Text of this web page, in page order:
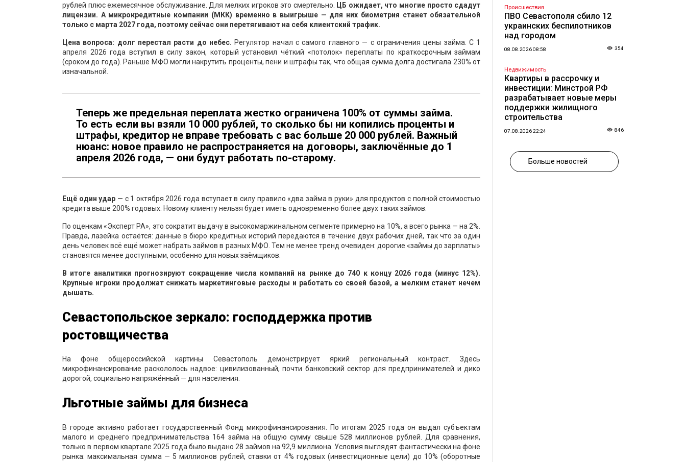
рублей плюс ежемесячное обслуживание. Для мелких игроков это смертельно.
ЦБ ожидает, что многие просто сдадут
лицензии. А микрокредитные компании (МКК) временно в выигрыше — для них биометрия станет обязательной
только с марта 2027 года, поэтому сейчас они перетягивают на себя клиентский трафик.
Цена вопроса: долг перестал расти до небес. Регулятор начал с самого главного — с ограничения цены займа. С 1
апреля 2026 года вступил в силу закон, который установил чёткий «потолок» переплаты по краткосрочным займам
(сроком до года). Раньше МФО могли накрутить проценты, пени и штрафы так, что общая сумма долга достигала 230% от
изначальной.
Теперь же предельная переплата жестко ограничена 100% от суммы займа.
То есть если вы взяли 10 000 рублей, то сколько бы ни копились проценты и
штрафы, кредитор не вправе требовать с вас больше 20 000 рублей. Важный
нюанс: новое правило не распространяется на договоры, заключённые до 1
апреля 2026 года, — они будут работать по-старому.
Ещё один удар — с 1 октября 2026 года вступает в силу правило «два займа в руки» для продуктов с полной стоимостью
кредита выше 200% годовых. Новому клиенту нельзя будет иметь одновременно более двух таких займов.
По оценкам «Эксперт РА», это сократит выдачу в высокомаржинальном сегменте примерно на 10%, а всего рынка — на 2%.
Правда, лазейка остаётся: данные в бюро кредитных историй передаются в течение двух рабочих дней, так что за один
день человек всё ещё может набрать займов в разных МФО. Тем не менее тренд очевиден: дорогие «займы до зарплаты»
становятся менее доступными, особенно для новых заёмщиков.
В итоге аналитики прогнозируют сокращение числа компаний на рынке до 740 к концу 2026 года (минус 12%).
Крупные игроки продолжат снижать маркетинговые расходы и работать со своей базой, а мелким станет нечем
дышать.
Севастопольское зеркало: господдержка против
ростовщичества
На фоне общероссийской картины Севастополь демонстрирует яркий региональный контраст. Здесь
микрофинансирование раскололось надвое: цивилизованный, почти банковский сектор для предпринимателей и дико
дорогой, социально напряжённый — для населения.
Льготные займы для бизнеса
В городе активно работает государственный Фонд микрофинансирования. По итогам 2025 года он выдал субъектам
малого и среднего предпринимательства 164 займа на общую сумму свыше 528 миллионов рублей. Для сравнения,
только в первом квартале 2025 года было выдано 28 займов на 92,9 миллиона. Условия выглядят фантастически на фоне
рынка: максимальная сумма — 5 миллионов рублей, ставки от 4% годовых (инвестиционные цели) до 10% (оборотные
Происшествия
ПВО Севастополя сбило 12
украинских беспилотников
над городом
08.08.2026 08:58 354
Недвижимость
Квартиры в рассрочку и
инвестиции: Минстрой РФ
разрабатывает новые меры
поддержки жилищного
строительства
07.08.2026 22:24 846
Больше новостей